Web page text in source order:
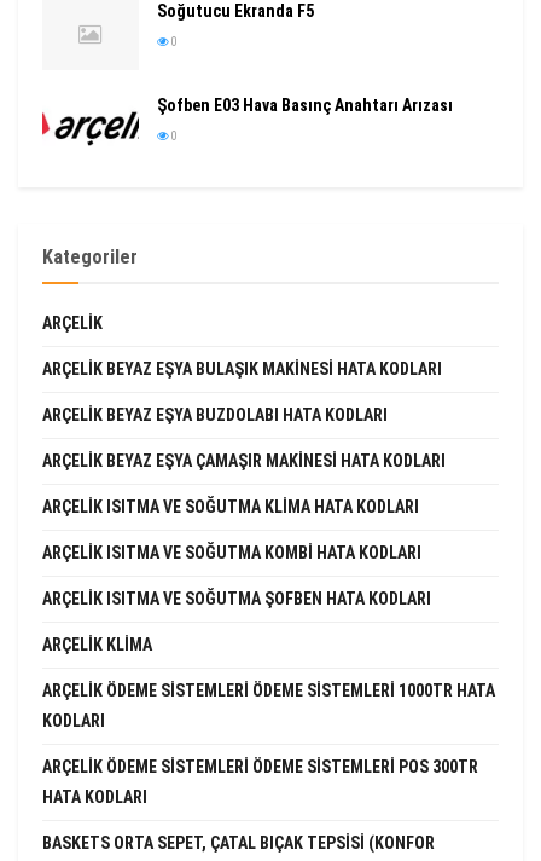
Soğutucu Ekranda F5
0
Şofben E03 Hava Basınç Anahtarı Arızası
0
Kategoriler
ARÇELIK
ARÇELIK BEYAZ EŞYA BULAŞIK MAKINESI HATA KODLARI
ARÇELIK BEYAZ EŞYA BUZDOLABI HATA KODLARI
ARÇELIK BEYAZ EŞYA ÇAMAŞIR MAKINESI HATA KODLARI
ARÇELIK ISITMA VE SOĞUTMA KLIMA HATA KODLARI
ARÇELIK ISITMA VE SOĞUTMA KOMBI HATA KODLARI
ARÇELIK ISITMA VE SOĞUTMA ŞOFBEN HATA KODLARI
ARÇELIK KLIMA
ARÇELIK ÖDEME SISTEMLERI ÖDEME SISTEMLERI 1000TR HATA
KODLARI
ARÇELIK ÖDEME SISTEMLERI ÖDEME SISTEMLERI POS 300TR
HATA KODLARI
BASKETS ORTA SEPET, ÇATAL BIÇAK TEPSISI (KONFOR